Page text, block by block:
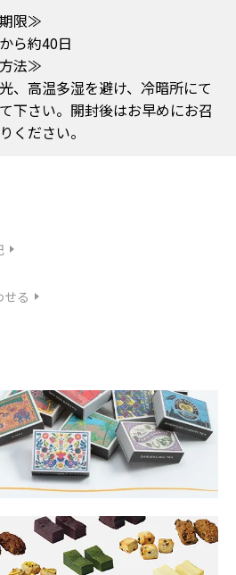
限≫
ら約40日
法≫
、高温多湿を避け、冷暗所にて
下さい。開封後はお早めにお召
ください。
る